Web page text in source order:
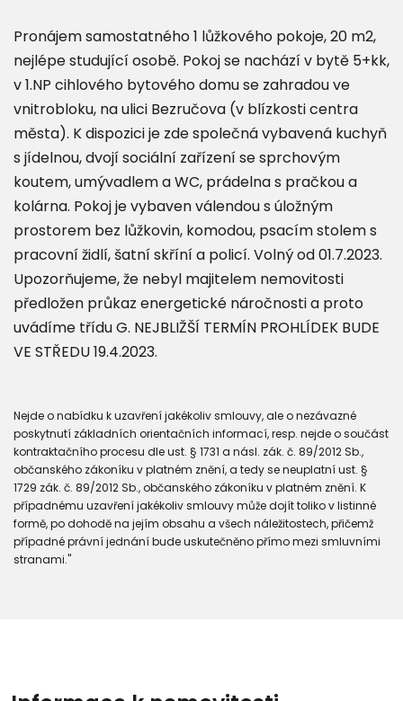
Pronájem samostatného 1 lůžkového pokoje, 20 m2,
nejlépe studující osobě. Pokoj se nachází v bytě 5+kk,
v 1.NP cihlového bytového domu se zahradou ve
vnitrobloku, na ulici Bezručova (v blízkosti centra
města). K dispozici je zde společná vybavená kuchyň
s jídelnou, dvojí sociální zařízení se sprchovým
koutem, umývadlem a WC, prádelna s pračkou a
kolárna. Pokoj je vybaven válendou s úložným
prostorem bez lůžkovin, komodou, psacím stolem s
pracovní židlí, šatní skříní a policí. Volný od 01.7.2023.
Upozorňujeme, že nebyl majitelem nemovitosti
předložen průkaz energetické náročnosti a proto
uvádíme třídu G. NEJBLIŽŠÍ TERMÍN PROHLÍDEK BUDE
VE STŘEDU 19.4.2023.
Nejde o nabídku k uzavření jakékoliv smlouvy, ale o nezávazné
poskytnutí základních orientačních informací, resp. nejde o součást
kontraktačního procesu dle ust. § 1731 a násl. zák. č. 89/2012 Sb.,
občanského zákoníku v platném znění, a tedy se neuplatní ust. §
1729 zák. č. 89/2012 Sb., občanského zákoníku v platném znění. K
případnému uzavření jakékoliv smlouvy může dojít toliko v listinné
formě, po dohodě na jejím obsahu a všech náležitostech, přičemž
případné právní jednání bude uskutečněno přímo mezi smluvními
stranami."